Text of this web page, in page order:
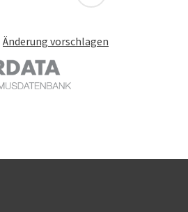
Änderung vorschlagen